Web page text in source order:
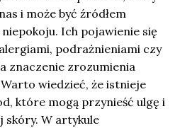
i może być źródłem
Ich pojawienie się
podrażnieniami czy
znaczenie zrozumienia
wiedzieć, że istnieje
które mogą przynieść ulgę i
skóry. W artykule